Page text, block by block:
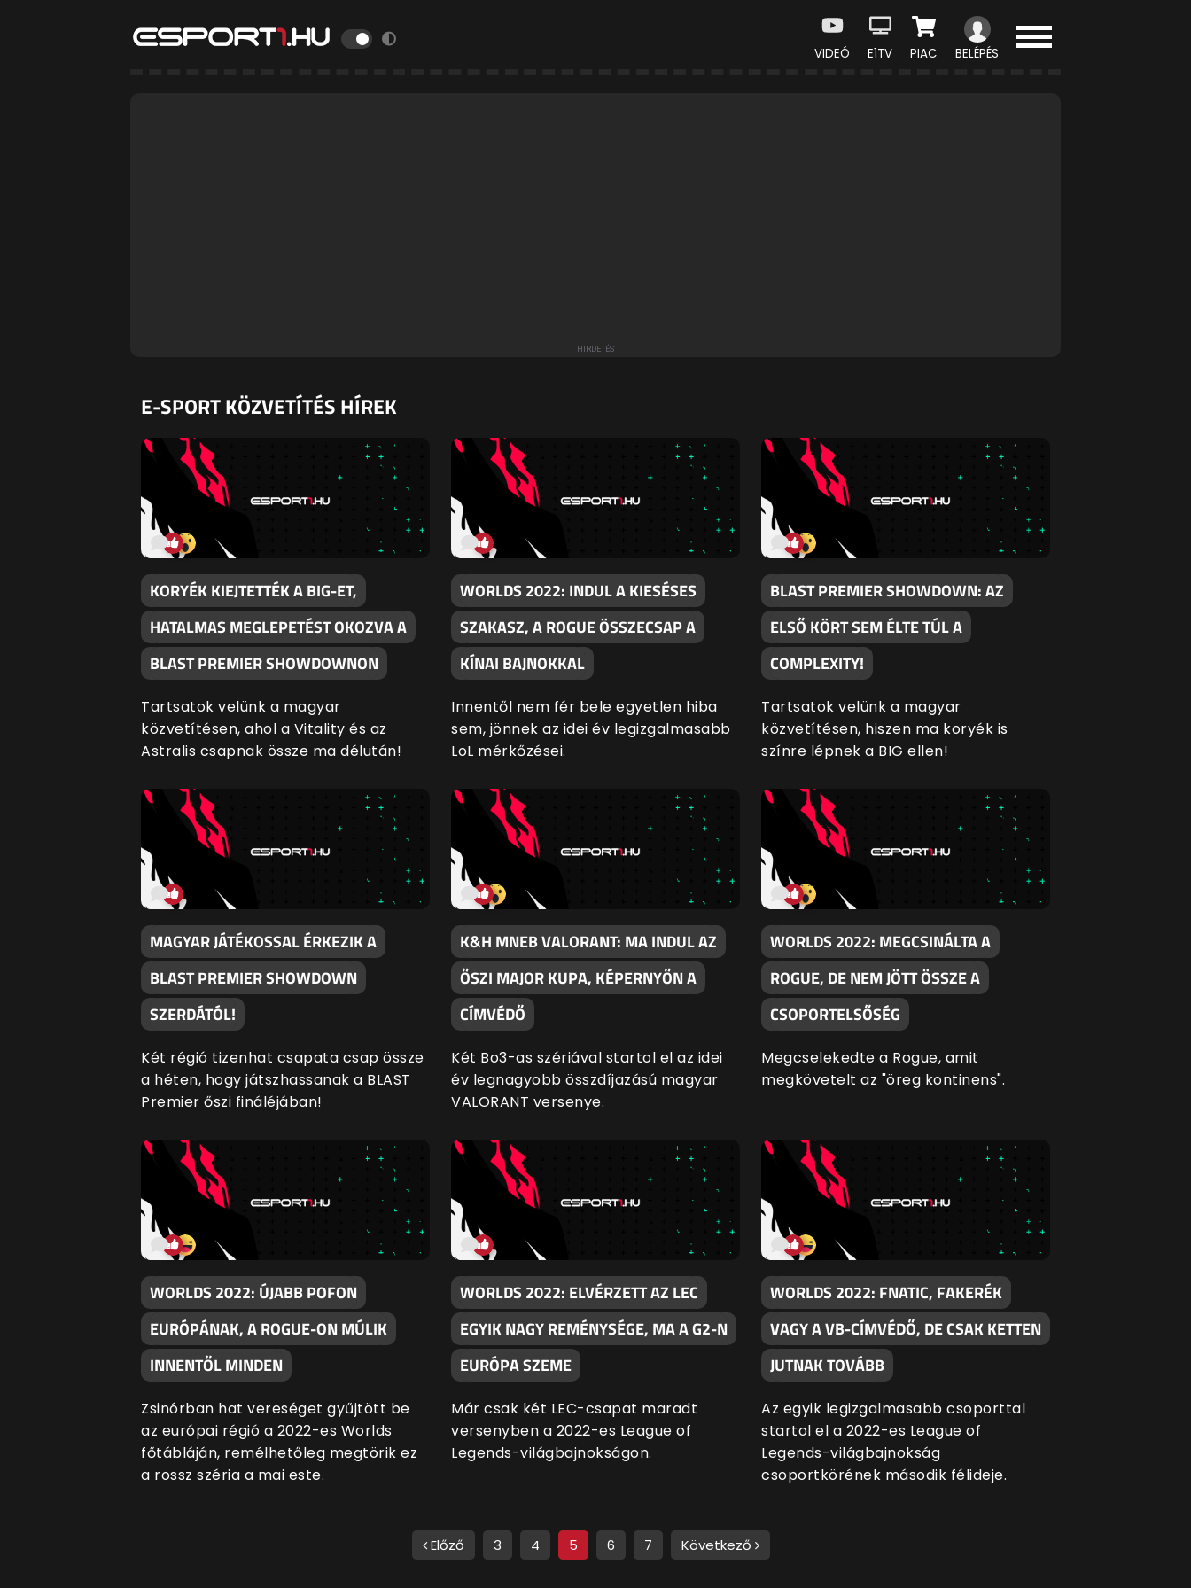
VIDEÓ E1TV PIAC BELÉPÉS
E-SPORT KÖZVETÍTÉS HÍREK
KORYÉK KIEJTETTÉK A BIG-ET,
HATALMAS MEGLEPETÉST OKOZVA A
BLAST PREMIER SHOWDOWNON
Tartsatok velünk a magyar
közvetítésen, ahol a Vitality és az
Astralis csapnak össze ma délután!
WORLDS 2022: INDUL A KIESÉSES
SZAKASZ, A ROGUE ÖSSZECSAP A
KÍNAI BAJNOKKAL
Innentől nem fér bele egyetlen hiba
sem, jönnek az idei év legizgalmasabb
LoL mérkőzései.
BLAST PREMIER SHOWDOWN: AZ
ELSŐ KÖRT SEM ÉLTE TÚL A
COMPLEXITY!
Tartsatok velünk a magyar
közvetítésen, hiszen ma koryék is
színre lépnek a BIG ellen!
MAGYAR JÁTÉKOSSAL ÉRKEZIK A
BLAST PREMIER SHOWDOWN
SZERDÁTÓL!
Két régió tizenhat csapata csap össze
a héten, hogy játszhassanak a BLAST
Premier őszi fináléjában!
K&H MNEB VALORANT: MA INDUL AZ
ŐSZI MAJOR KUPA, KÉPERNYŐN A
CÍMVÉDŐ
Két Bo3-as szériával startol el az idei
év legnagyobb összdíjazású magyar
VALORANT versenye.
WORLDS 2022: MEGCSINÁLTA A
ROGUE, DE NEM JÖTT ÖSSZE A
CSOPORTELSŐSÉG
Megcselekedte a Rogue, amit
megkövetelt az "öreg kontinens".
WORLDS 2022: ÚJABB POFON
EURÓPÁNAK, A ROGUE-ON MÚLIK
INNENTŐL MINDEN
Zsinórban hat vereséget gyűjtött be
az európai régió a 2022-es Worlds
főtábláján, remélhetőleg megtörik ez
a rossz széria a mai este.
WORLDS 2022: ELVÉRZETT AZ LEC
EGYIK NAGY REMÉNYSÉGE, MA A G2-N
EURÓPA SZEME
Már csak két LEC-csapat maradt
versenyben a 2022-es League of
Legends-világbajnokságon.
WORLDS 2022: FNATIC, FAKERÉK
VAGY A VB-CÍMVÉDŐ, DE CSAK KETTEN
JUTNAK TOVÁBB
Az egyik legizgalmasabb csoporttal
startol el a 2022-es League of
Legends-világbajnokság
csoportkörének második félideje.
Előző 3 4 5 6 7 Következő